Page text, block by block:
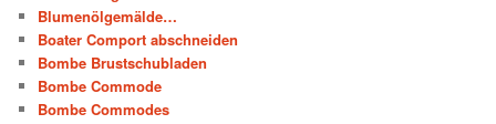
Blumenölgemälde…
Boater Comport abschneiden
Bombe Brustschubladen
Bombe Commode
Bombe Commodes